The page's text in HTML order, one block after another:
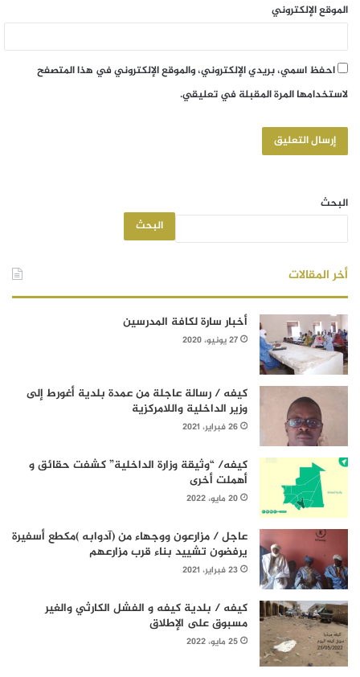
الموقع الإلكتروني
احفظ اسمي، بريدي الإلكتروني، والموقع الإلكتروني في هذا المتصفح
لاستخدامها المرة المقبلة في تعليقي.
البحث
البحث
أخر المقالات
أخبار سارة لكافة المدرسين
27 يونيو، 2020
كيفه / رسالة عاجلة من عمدة بلدية أغورط إلى
وزير الداخلية واللامركزية
26 فبراير، 2021
كيفه/ “وثيقة وزارة الداخلية” كشفت حقائق و
أهملت أخرى
20 مايو، 2022
عاجل / مزارعون ووجهاء من (آدوابه )مكطع أسفيرة
يرفضون تشييد بناء قرب مزارعهم
23 فبراير، 2021
كيفه / بلدية كيفه و الفشل الكارثي والغير
مسبوق على الإطلاق
25 مايو، 2022